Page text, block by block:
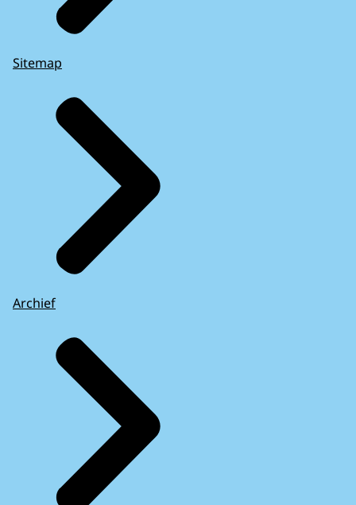
Sitemap
Archief